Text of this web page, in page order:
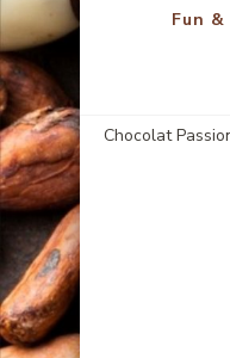
Fun
Chocolat